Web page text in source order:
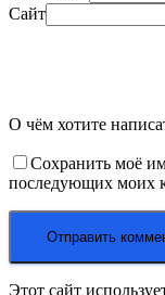
Сайт
О чём хотите
Сохранить моё
последующих моих
Этот сайт